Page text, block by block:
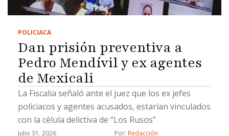
POLICIACA
Dan prisión preventiva a
Pedro Mendívil y ex agentes
de Mexicali
La Fiscalia señaló ante el juez que los ex jefes
policiacos y agentes acusados, estarían vinculados
con la célula delictiva de “Los Rusos”
Julio 31, 2026 Por: Redacción